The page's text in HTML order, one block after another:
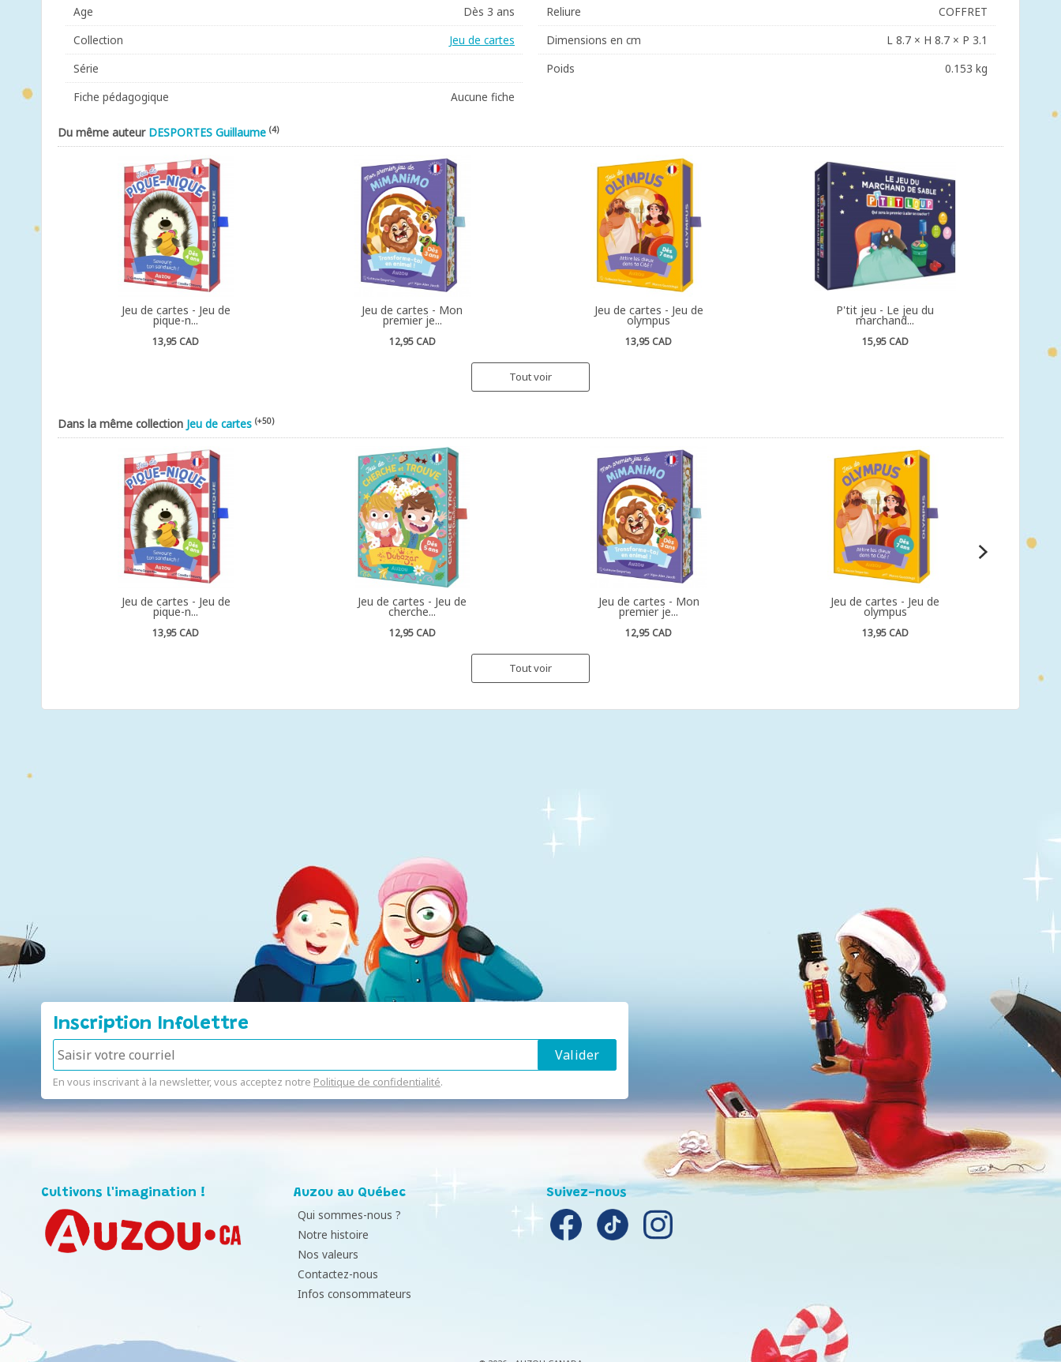
Age
Dès 3 ans
Collection
Jeu de cartes
Série
Fiche pédagogique
Aucune fiche
Reliure
COFFRET
Dimensions en cm
L 8.7 × H 8.7 × P 3.1
Poids
0.153 kg
Du même auteur DESPORTES Guillaume (4)
Jeu de cartes - Jeu de
pique-n...
13,95 CAD
Jeu de cartes - Mon
premier je...
12,95 CAD
Jeu de cartes - Jeu de
olympus
13,95 CAD
P'tit jeu - Le jeu du
marchand...
15,95 CAD
Tout voir
Dans la même collection Jeu de cartes (+50)
Jeu de cartes - Jeu de
pique-n...
13,95 CAD
Jeu de cartes - Jeu de
cherche...
12,95 CAD
Jeu de cartes - Mon
premier je...
12,95 CAD
Jeu de cartes - Jeu de
olympus
13,95 CAD
Tout voir
Inscription Infolettre
En vous inscrivant à la newsletter, vous acceptez notre Politique de confidentialité.
Cultivons l'imagination ! Auzou au Québec
Qui sommes-nous ?
Notre histoire
Nos valeurs
Contactez-nous
Infos consommateurs
Suivez-nous